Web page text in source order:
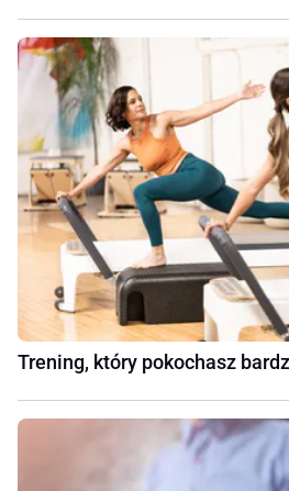
Trening, który pokochasz